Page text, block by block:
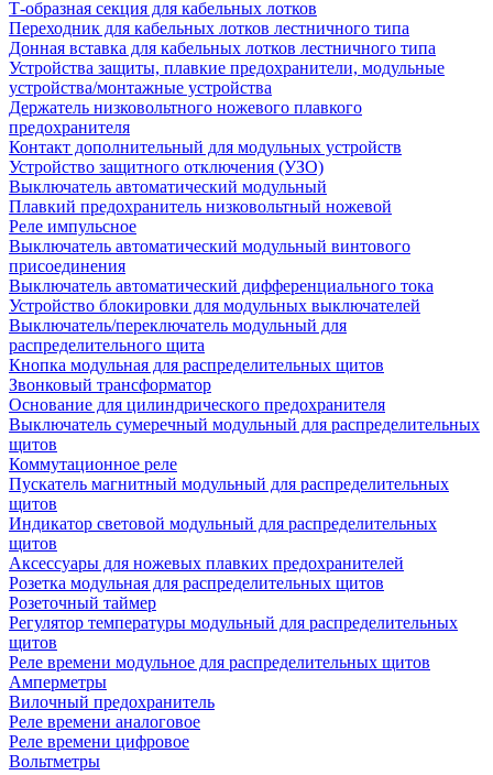
Т-образная секция для кабельных лотков
Переходник для кабельных лотков лестничного типа
Донная вставка для кабельных лотков лестничного типа
Устройства защиты, плавкие предохранители, модульные
устройства/монтажные устройства
Держатель низковольтного ножевого плавкого
предохранителя
Контакт дополнительный для модульных устройств
Устройство защитного отключения (УЗО)
Выключатель автоматический модульный
Плавкий предохранитель низковольтный ножевой
Реле импульсное
Выключатель автоматический модульный винтового
присоединения
Выключатель автоматический дифференциального тока
Устройство блокировки для модульных выключателей
Выключатель/переключатель модульный для
распределительного щита
Кнопка модульная для распределительных щитов
Звонковый трансформатор
Основание для цилиндрического предохранителя
Выключатель сумеречный модульный для распределительных
щитов
Коммутационное реле
Пускатель магнитный модульный для распределительных
щитов
Индикатор световой модульный для распределительных
щитов
Аксессуары для ножевых плавких предохранителей
Розетка модульная для распределительных щитов
Розеточный таймер
Регулятор температуры модульный для распределительных
щитов
Реле времени модульное для распределительных щитов
Амперметры
Вилочный предохранитель
Реле времени аналоговое
Реле времени цифровое
Вольтметры